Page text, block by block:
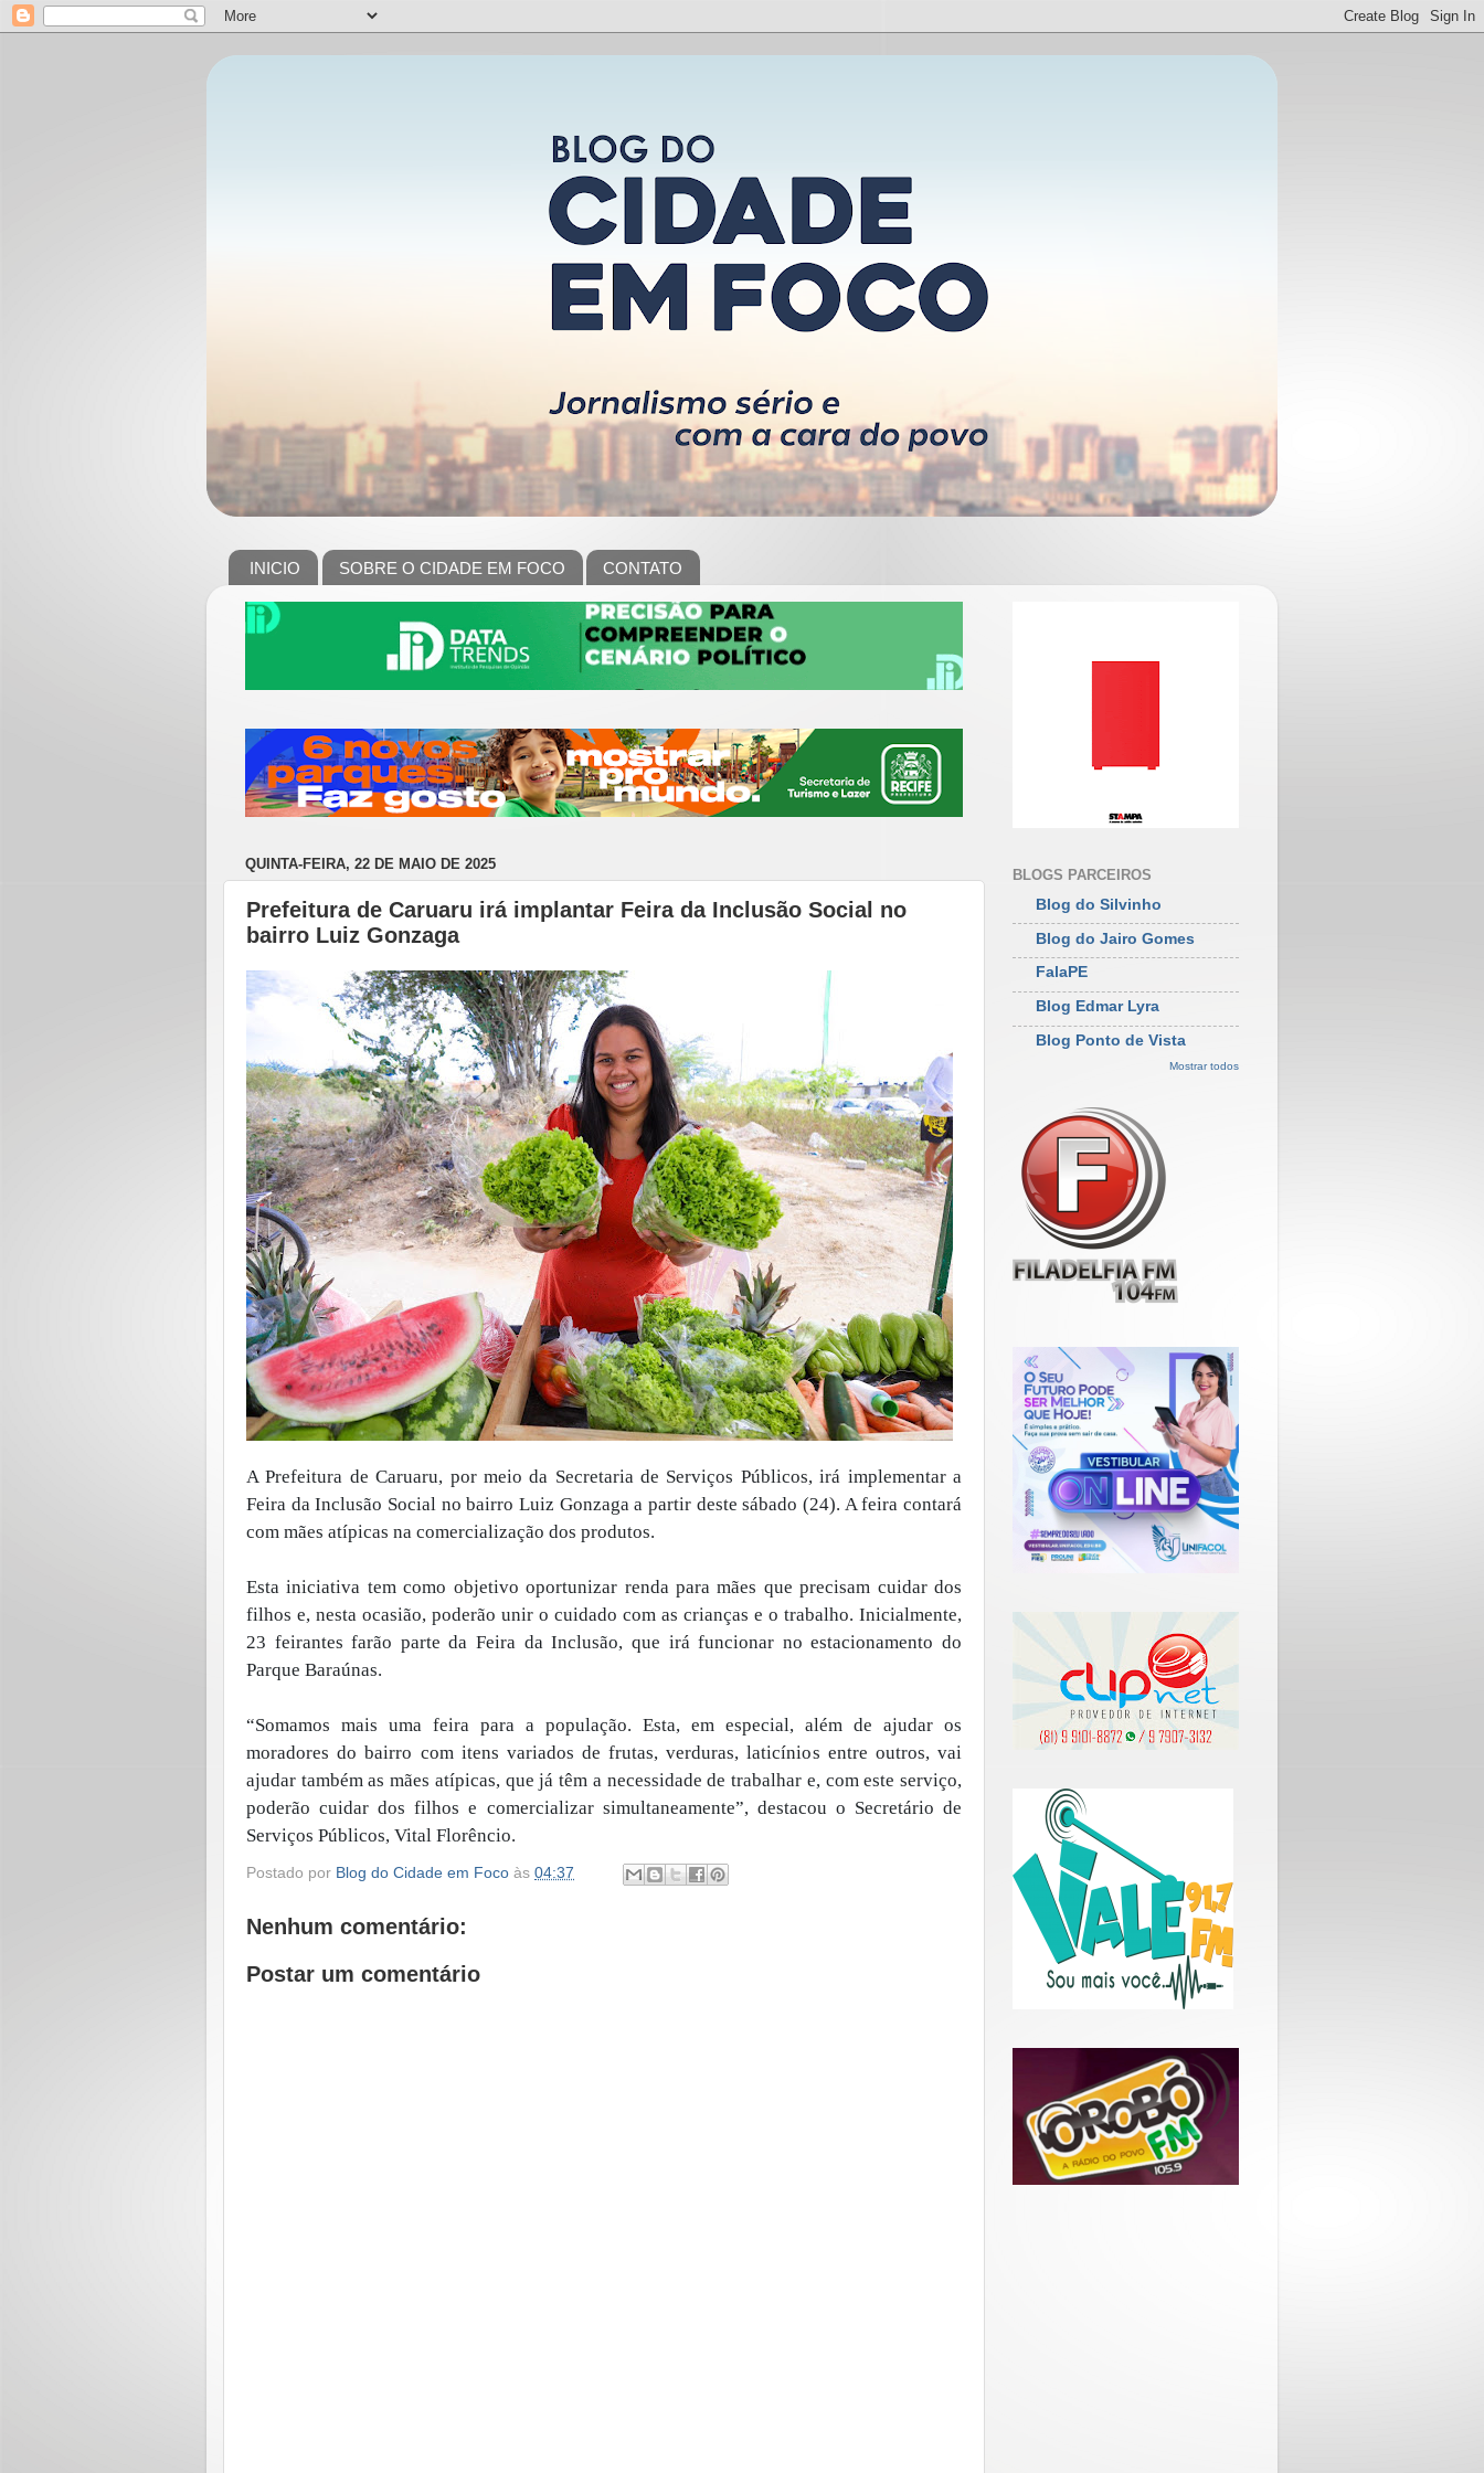
INICIO SOBRE O CIDADE EM FOCO CONTATO
QUINTA-FEIRA, 22 DE MAIO DE 2025
Prefeitura de Caruaru irá implantar Feira da Inclusão Social no
bairro Luiz Gonzaga
A Prefeitura de Caruaru, por meio da Secretaria de Serviços Públicos, irá implementar a
Feira da Inclusão Social no bairro Luiz Gonzaga a partir deste sábado (24). A feira contará
com mães atípicas na comercialização dos produtos.
Esta iniciativa tem como objetivo oportunizar renda para mães que precisam cuidar dos
filhos e, nesta ocasião, poderão unir o cuidado com as crianças e o trabalho. Inicialmente,
23 feirantes farão parte da Feira da Inclusão, que irá funcionar no estacionamento do
Parque Baraúnas.
“Somamos mais uma feira para a população. Esta, em especial, além de ajudar os
moradores do bairro com itens variados de frutas, verduras, laticínios entre outros, vai
ajudar também as mães atípicas, que já têm a necessidade de trabalhar e, com este serviço,
poderão cuidar dos filhos e comercializar simultaneamente”, destacou o Secretário de
Serviços Públicos, Vital Florêncio.
Postado por Blog do Cidade em Foco às 04:37
Nenhum comentário:
Postar um comentário
BLOGS PARCEIROS
Blog do Silvinho
Blog do Jairo Gomes
FalaPE
Blog Edmar Lyra
Blog Ponto de Vista
Mostrar todos